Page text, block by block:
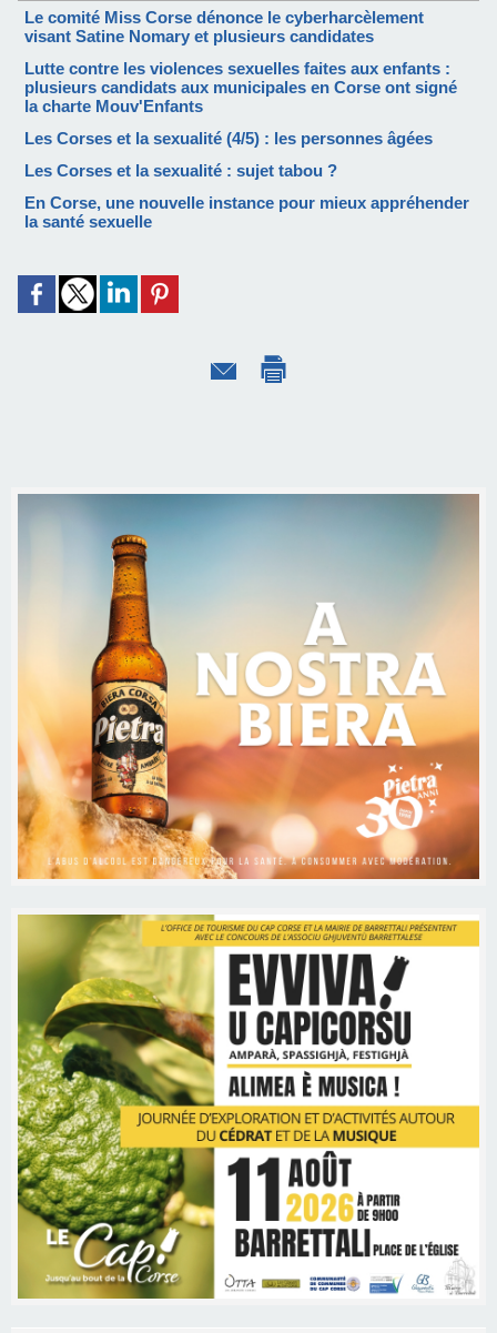
Le comité Miss Corse dénonce le cyberharcèlement
visant Satine Nomary et plusieurs candidates
Lutte contre les violences sexuelles faites aux enfants :
plusieurs candidats aux municipales en Corse ont signé
la charte Mouv'Enfants
Les Corses et la sexualité (4/5) : les personnes âgées
Les Corses et la sexualité : sujet tabou ?
En Corse, une nouvelle instance pour mieux appréhender
la santé sexuelle